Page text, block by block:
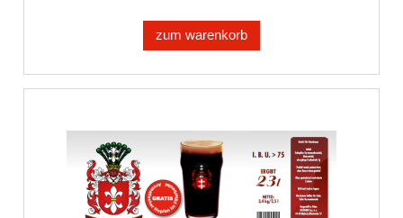
zum warenkorb